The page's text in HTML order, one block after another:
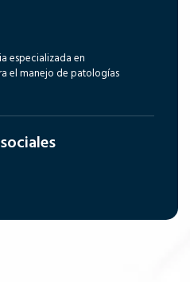
especializada en
el manejo de patologías